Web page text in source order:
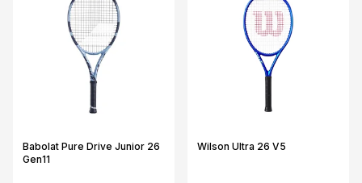
Babolat Pure Drive Junior 26
Gen11
Wilson Ultra 26 V5